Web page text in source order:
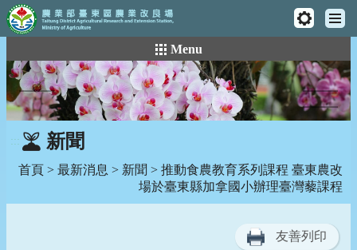
到
主
要
內
區
工
具
主
單
Menu
::: 新聞
首頁 > 最新消息 > 新聞 > 推動食農教育系列課程 臺東農改
場於臺東縣加拿國小辦理臺灣藜課程
友善列印